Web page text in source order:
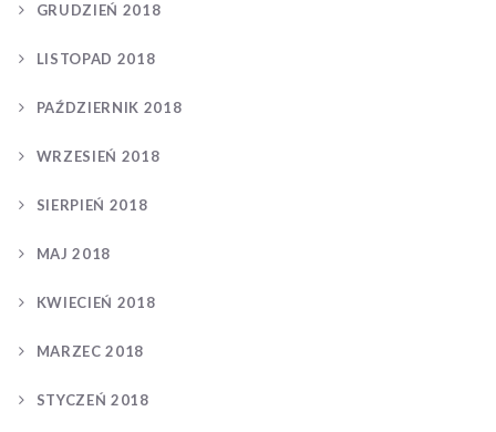
GRUDZIEŃ 2018
LISTOPAD 2018
PAŹDZIERNIK 2018
WRZESIEŃ 2018
SIERPIEŃ 2018
MAJ 2018
KWIECIEŃ 2018
MARZEC 2018
STYCZEŃ 2018